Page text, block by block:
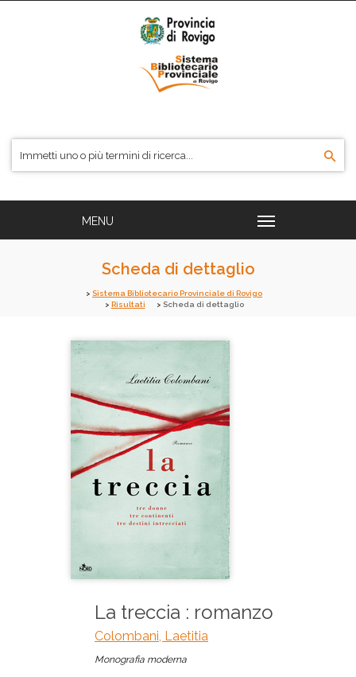
Scheda di dettaglio
Sistema Bibliotecario Provinciale di Rovigo
Risultati
Scheda di dettaglio
La treccia : romanzo
Colombani, Laetitia
Monografia moderna